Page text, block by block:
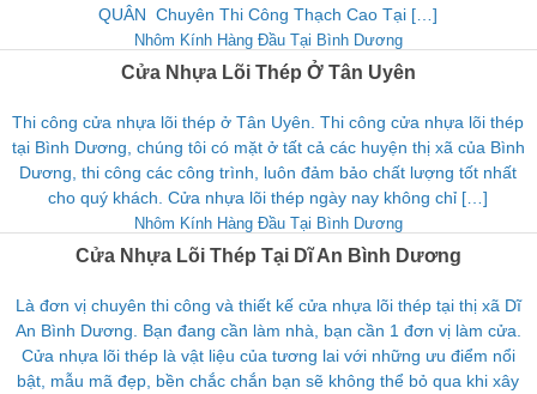
QUÂN Chuyên Thi Công Thạch Cao Tại […]
Nhôm Kính Hàng Đầu Tại Bình Dương
Cửa Nhựa Lõi Thép Ở Tân Uyên
Thi công cửa nhựa lõi thép ở Tân Uyên. Thi công cửa nhựa lõi thép
tại Bình Dương, chúng tôi có mặt ở tất cả các huyện thị xã của Bình
Dương, thi công các công trình, luôn đảm bảo chất lượng tốt nhất
cho quý khách. Cửa nhựa lõi thép ngày nay không chỉ […]
Nhôm Kính Hàng Đầu Tại Bình Dương
Cửa Nhựa Lõi Thép Tại Dĩ An Bình Dương
Là đơn vị chuyên thi công và thiết kế cửa nhựa lõi thép tại thị xã Dĩ
An Bình Dương. Bạn đang cần làm nhà, bạn cần 1 đơn vị làm cửa.
Cửa nhựa lõi thép là vật liệu của tương lai với những ưu điểm nổi
bật, mẫu mã đẹp, bền chắc chắn bạn sẽ không thể bỏ qua khi xây